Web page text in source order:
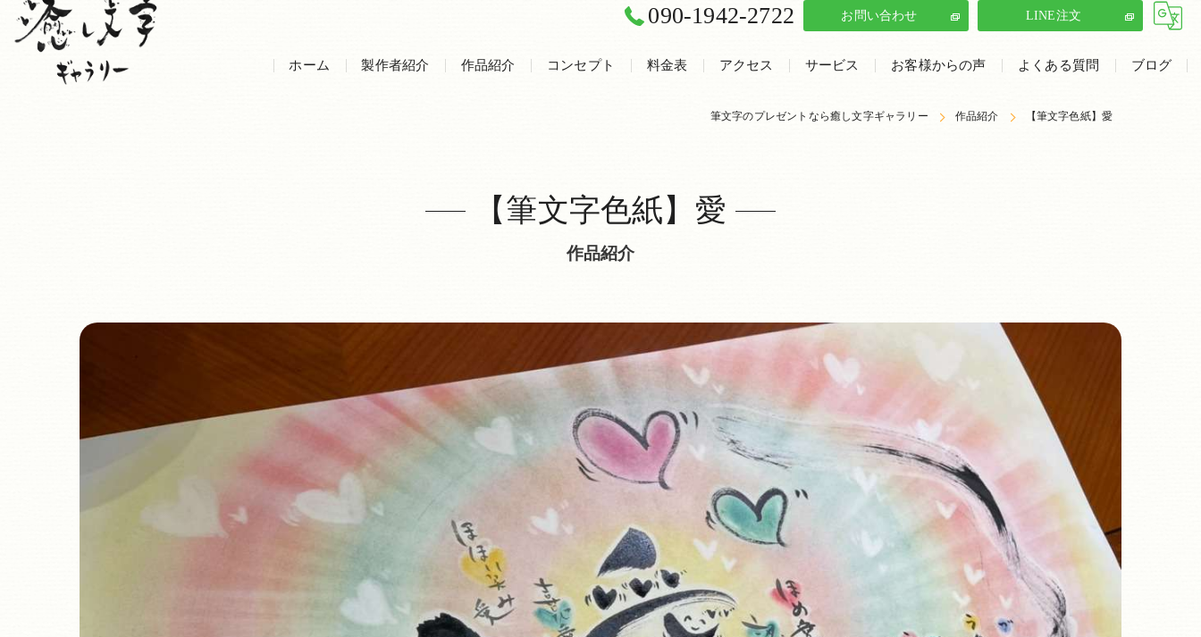
090-1942-2722 お問い合わせ LINE注文
ホーム 製作者紹介 作品紹介 コンセプト 料金表 アクセス
癒し文字ギャラリー
サービス
筆文字イラスト
お客様からの声 よくある質問 ブログ
筆文字のプレゼントなら癒し文字ギャラリー 作品紹介 【筆文字色紙】愛
作品紹介
【筆文字色紙】愛